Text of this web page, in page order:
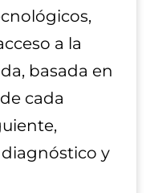
a la
basada en
cada
y